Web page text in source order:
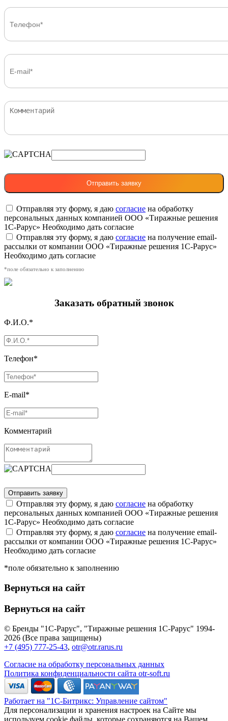
Отправляя эту форму, я даю согласие на обработку
персональных данных компанией ООО «Тиражные решения
1С-Рарус» Необходимо дать согласие
Отправляя эту форму, я даю согласие на получение email-
рассылки от компании ООО «Тиражные решения 1С-Рарус»
Необходимо дать согласие
*поле обязательно к заполнению
Заказать обратный звонок
Ф.И.О.*
Телефон*
E-mail*
Комментарий
Отправляя эту форму, я даю согласие на обработку
персональных данных компанией ООО «Тиражные решения
1С-Рарус» Необходимо дать согласие
Отправляя эту форму, я даю согласие на получение email-
рассылки от компании ООО «Тиражные решения 1С-Рарус»
Необходимо дать согласие
*поле обязательно к заполнению
Вернуться на сайт
Вернуться на сайт
© Бренды "1С-Рарус", "Тиражные решения 1С-Рарус" 1994-
2026 (Все права защищены)
+7 (495) 777-25-43, otr@otr.rarus.ru
Согласие на обработку персональных данных
Политика конфиденциальности сайта otr-soft.ru
Работает на "1С-Битрикс: Управление сайтом"
Для персонализации и хранения настроек на Сайте мы
используем cookie файлы, которые сохраняются на Вашем